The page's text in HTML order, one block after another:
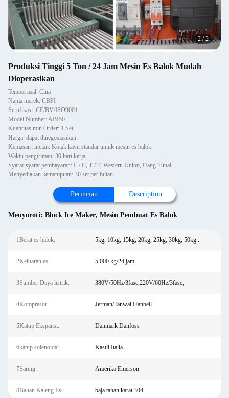
2/2
Produksi Tinggi 5 Ton / 24 Jam Mesin Es Balok Mudah
Dioperasikan
Tempat asal: Cina
Nama merek: CBFI
Sertifikasi: CE/BV/ISO9001
Model Number: ABI50
Kuantitas min Order: 1 Set
Harga: dapat dinegosiasikan
Kemasan rincian: Kotak kayu standar untuk mesin es balok
Waktu pengiriman: 30 hari kerja
Syarat-syarat pembayaran: L / C, T / T, Western Union, Uang Tunai
Menyediakan kemampuan: 30 set per bulan
Perincian Description
Menyoroti: Block Ice Maker, Mesin Pembuat Es Balok
1Berat es balok: 5kg, 10kg, 15kg, 20kg, 25kg, 30kg, 50kg..
2Keluaran es: 5.000 kg/24 jam
3Sumber Daya listrik: 380V/50Hz/3fase;220V/60Hz/3fase;
4Kompresor: Jerman/Tanwai Hanbell
5Katup Ekspansi: Danmark Danfoss
6katup solenoida: Kastil Italia
7Saring: Amerika Emerson
8Bahan Kaleng Es: baja tahan karat 304